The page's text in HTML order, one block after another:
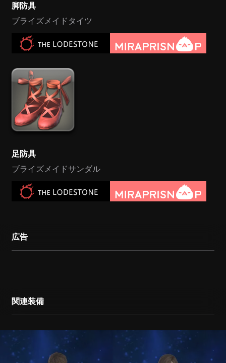
脚防具
ブライズメイドタイツ
足防具
ブライズメイドサンダル
広告
関連装備